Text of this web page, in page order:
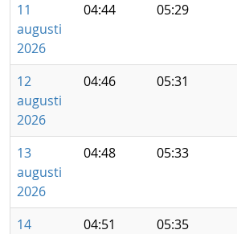
11
augusti
2026
04:44 05:29
12
augusti
2026
04:46 05:31
13
augusti
2026
04:48 05:33
14
04:51 05:35